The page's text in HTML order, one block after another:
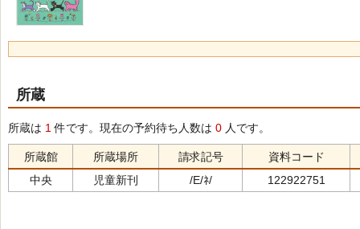
所蔵
所蔵は 1 件です。現在の予約待ち人数は 0 人です。
所蔵館 所蔵場所 請求記号
資料コード
中央
児童新刊 /E/ﾈ/ 122922751